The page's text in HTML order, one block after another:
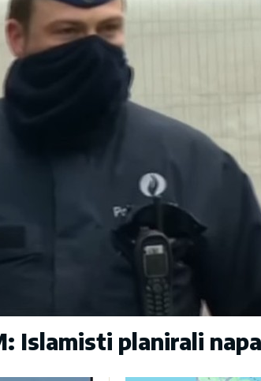
Islamisti planirali